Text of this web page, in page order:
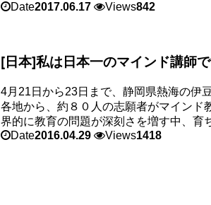
Date2017.06.17 Views842
[日本]私は日本一のマインド講師
4月21日から23日まで、静岡県熱海の伊
各地から、約８０人の志願者がマイン
界的に教育の問題が深刻さを増す中、育
Date2016.04.29 Views1418